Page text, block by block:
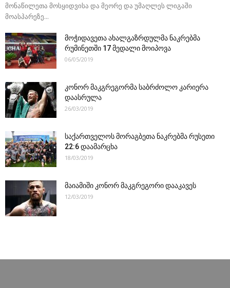
მონაწილეთა მოსყიდვისა და მეორე და უმაღლეს ლიგაში
მოასპარეზე...
მოჭიდავეთა ახალგაზრდულმა ნაკრებმა
რუმინეთში 17 მედალი მოიპოვა
06/05/2019
კონორ მაკგრეგორმა საბრძოლო კარიერა
დაასრულა
26/03/2019
საქართველოს მორაგბეთა ნაკრებმა რუსეთი
22:6 დაამარცხა
18/03/2019
მაიამიში კონორ მაკგრეგორი დააკავეს
12/03/2019